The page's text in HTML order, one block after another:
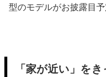
型のモデルがお披露目予
「家が近い」を